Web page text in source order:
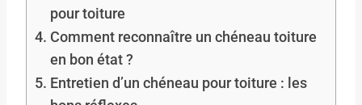
pour toiture
Comment reconnaître un chéneau toiture
en bon état ?
Entretien d’un chéneau pour toiture : les